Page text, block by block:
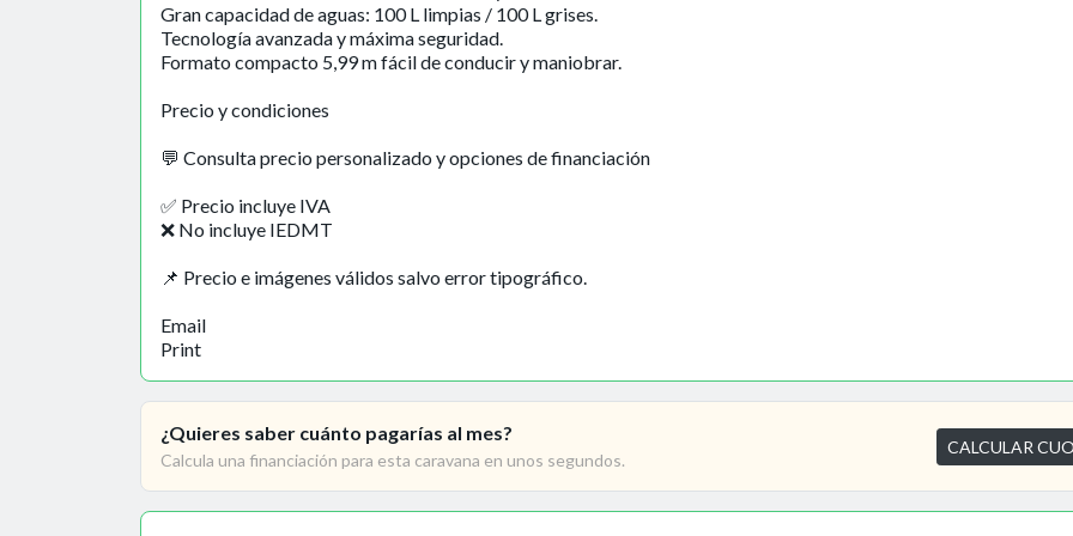
Gran capacidad de aguas: 100 L limpias / 100 L grises.
Tecnología avanzada y máxima seguridad.
Formato compacto 5,99 m fácil de conducir y maniobrar.
Precio y condiciones
💬 Consulta precio personalizado y opciones de financiación
✅ Precio incluye IVA
❌ No incluye IEDMT
📌 Precio e imágenes válidos salvo error tipográfico.
Email
Print
¿Quieres saber cuánto pagarías al mes?
Calcula una financiación para esta caravana en unos segundos.
CALCULAR